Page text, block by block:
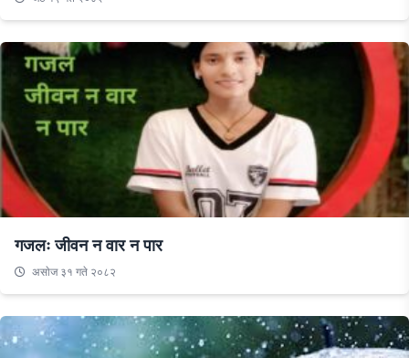
गजलः जीवन न वार न पार
असाेज ३१ गते २०८२